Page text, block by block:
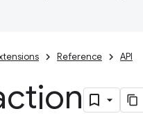
Reference API